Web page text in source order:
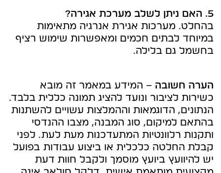
5. האם ניתן לשלב מערכת אגירה?
בהחלט. מערכות אגירת אנרגיה מתאימות
במיוחד לבתים חכמים ומאפשרות שימוש רציף
בחשמל גם בלילה.
הערה חשובה – המידע במאמר זה מובא
כשירות לציבור ונועד להציג תמונה כללית בלבד.
הנתונים, הדוגמאות וההמלצות עשויים להשתנות
בהתאם למיקום, סוג המבנה, מצבו ההנדסי
ותקנות רלוונטיות המתעדכנות מעת לעת. לפני
קבלת החלטה כלכלית או ביצוע עבודות בפועל
יש להיוועץ ביועץ מוסמך ולקבל חוות דעת